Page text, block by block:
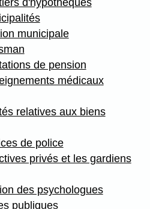
d'hypothèques
municipale
de pension
médicaux
relatives aux biens
de police
privés et les gardiens
des psychologues
publiques